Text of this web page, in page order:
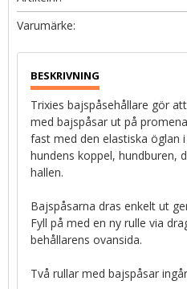
Trixies bajspåsehållare gör
med bajspåsar ut på
fast med den elastiska öglan
hundens koppel, hundburen,
hallen.
Bajspåsarna dras enkelt ut
Fyll på med en ny rulle via
behållarens ovansida.
Två rullar med bajspåsar